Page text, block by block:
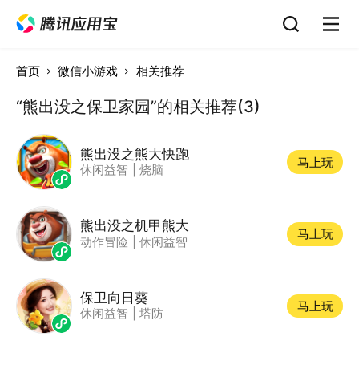
首页 微信小游戏 相关推荐
“熊出没之保卫家园”的相关推荐(3)
熊出没之熊大快跑
休闲益智 烧脑
马上玩
熊出没之机甲熊大
动作冒险 休闲益智
马上玩
保卫向日葵
休闲益智 塔防
马上玩